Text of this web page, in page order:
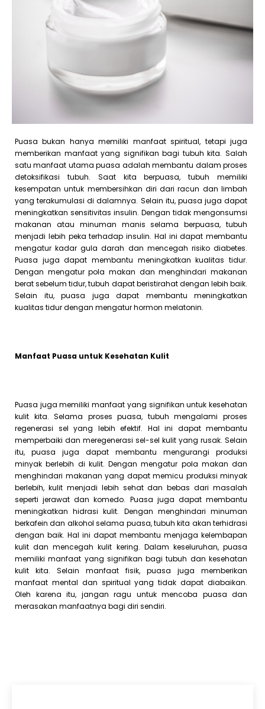
Puasa bukan hanya memiliki manfaat spiritual, tetapi juga
memberikan manfaat yang signifikan bagi tubuh kita. Salah
satu manfaat utama puasa adalah membantu dalam proses
detoksifikasi tubuh. Saat kita berpuasa, tubuh memiliki
kesempatan untuk membersihkan diri dari racun dan limbah
yang terakumulasi di dalamnya. Selain itu, puasa juga dapat
meningkatkan sensitivitas insulin. Dengan tidak mengonsumsi
makanan atau minuman manis selama berpuasa, tubuh
menjadi lebih peka terhadap insulin. Hal ini dapat membantu
mengatur kadar gula darah dan mencegah risiko diabetes.
Puasa juga dapat membantu meningkatkan kualitas tidur.
Dengan mengatur pola makan dan menghindari makanan
berat sebelum tidur, tubuh dapat beristirahat dengan lebih baik.
Selain itu, puasa juga dapat membantu meningkatkan
kualitas tidur dengan mengatur hormon melatonin.
Manfaat Puasa untuk Kesehatan Kulit
Puasa juga memiliki manfaat yang signifikan untuk kesehatan
kulit kita. Selama proses puasa, tubuh mengalami proses
regenerasi sel yang lebih efektif. Hal ini dapat membantu
memperbaiki dan meregenerasi sel-sel kulit yang rusak. Selain
itu, puasa juga dapat membantu mengurangi produksi
minyak berlebih di kulit. Dengan mengatur pola makan dan
menghindari makanan yang dapat memicu produksi minyak
berlebih, kulit menjadi lebih sehat dan bebas dari masalah
seperti jerawat dan komedo. Puasa juga dapat membantu
meningkatkan hidrasi kulit. Dengan menghindari minuman
berkafein dan alkohol selama puasa, tubuh kita akan terhidrasi
dengan baik. Hal ini dapat membantu menjaga kelembapan
kulit dan mencegah kulit kering. Dalam keseluruhan, puasa
memiliki manfaat yang signifikan bagi tubuh dan kesehatan
kulit kita. Selain manfaat fisik, puasa juga memberikan
manfaat mental dan spiritual yang tidak dapat diabaikan.
Oleh karena itu, jangan ragu untuk mencoba puasa dan
merasakan manfaatnya bagi diri sendiri.